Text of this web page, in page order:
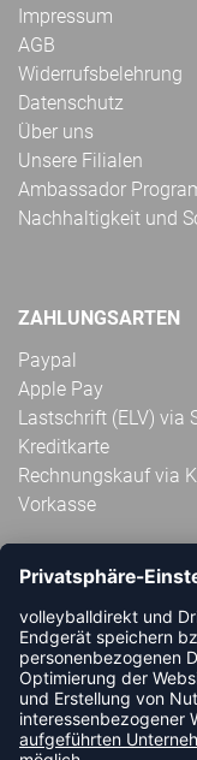
Impressum
AGB
Widerrufsbelehrung
Datenschutz
Über uns
Unsere Filialen
Ambassador
Nachhaltigkeit und
ZAHLUNGSARTEN
Paypal
Apple Pay
Lastschrift (ELV) via
Kreditkarte
Rechnungskauf via
Vorkasse
ABONNIERE JETZT
NEUIGKEIT ODER